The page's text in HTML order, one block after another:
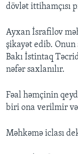
dövlət ittihamçısı
Ayxan İsrafilov
şikayət edib. Onun
Bakı İstintaq
nəfər saxlanılır.
Fəal həmçinin
biri ona verilmir
Məhkəmə iclası